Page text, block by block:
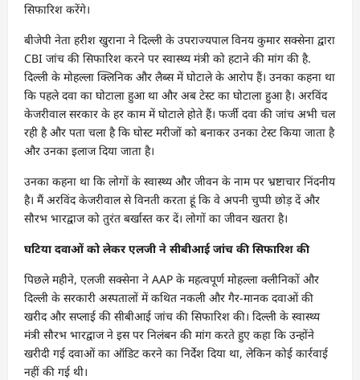
सिफारिश करेंगे।
बीजेपी नेता हरीश खुराना ने दिल्ली के उपराज्यपाल विनय कुमार सक्सेना द्वारा
CBI जांच की सिफारिश करने पर स्वास्थ्य मंत्री को हटाने की मांग की है.
दिल्ली के मोहल्ला क्लिनिक और लैब्स में घोटाले के आरोप हैं। उनका कहना था
कि पहले दवा का घोटाला हुआ था और अब टेस्ट का घोटाला हुआ है। अरविंद
केजरीवाल सरकार के हर काम में घोटाले होते हैं। फर्जी दवा की जांच अभी चल
रही है और पता चला है कि घोस्ट मरीजों को बनाकर उनका टेस्ट किया जाता है
और उनका इलाज दिया जाता है।
उनका कहना था कि लोगों के स्वास्थ्य और जीवन के नाम पर भ्रष्टाचार निंदनीय
है। मैं अरविंद केजरीवाल से विनती करता हूं कि वे अपनी चुप्पी छोड़ दें और
सौरभ भारद्वाज को तुरंत बर्खास्त कर दें। लोगों का जीवन खतरा है।
घटिया दवाओं को लेकर एलजी ने सीबीआई जांच की सिफारिश की
पिछले महीने, एलजी सक्सेना ने AAP के महत्वपूर्ण मोहल्ला क्लीनिकों और
दिल्ली के सरकारी अस्पतालों में कथित नकली और गैर-मानक दवाओं की
खरीद और सप्लाई की सीबीआई जांच की सिफारिश की। दिल्ली के स्वास्थ्य
मंत्री सौरभ भारद्वाज ने इस पर निलंबन की मांग करते हुए कहा कि उन्होंने
खरीदी गई दवाओं का ऑडिट करने का निर्देश दिया था, लेकिन कोई कार्रवाई
नहीं की गई थी।